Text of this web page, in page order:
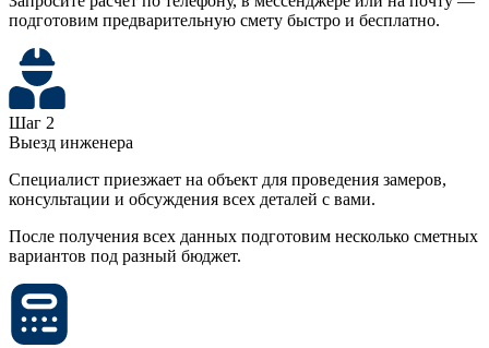
подготовим предварительную смету быстро и бесплатно.
Шаг 2
Выезд инженера
Специалист приезжает на объект для проведения замеров,
консультации и обсуждения всех деталей с вами.
После получения всех данных подготовим несколько сметных
вариантов под разный бюджет.